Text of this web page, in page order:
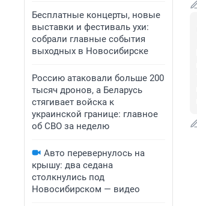
Бесплатные концерты, новые
выставки и фестиваль ухи:
собрали главные события
выходных в Новосибирске
Россию атаковали больше 200
тысяч дронов, а Беларусь
стягивает войска к
украинской границе: главное
об СВО за неделю
Авто перевернулось на
крышу: два седана
столкнулись под
Новосибирском — видео